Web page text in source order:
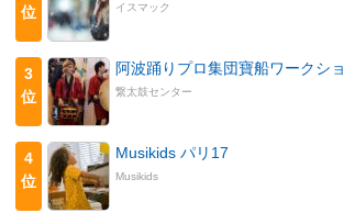
位
イスマック
3
位
阿波踊りプロ集団寶船ワークショ
繋太鼓センター
4
位
Musikids パリ17
Musikids